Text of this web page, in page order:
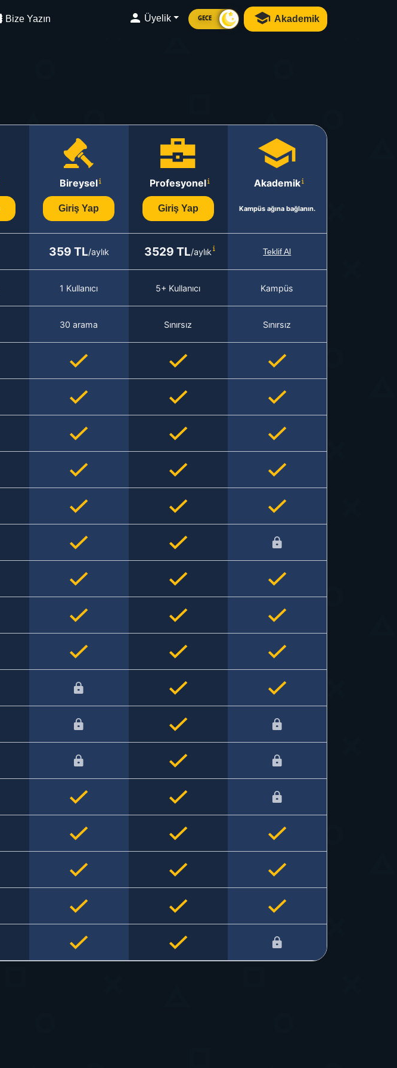
Bize Yazın Üyelik GECE Akademik
Bireysel
Giriş Yap
Profesyonel
Giriş Yap
Akademik
Kampüs ağına bağlanın.
359 TL/aylık 3529 TL/aylık Teklif Al
1 Kullanıcı 5+ Kullanıcı Kampüs
30 arama Sınırsız Sınırsız